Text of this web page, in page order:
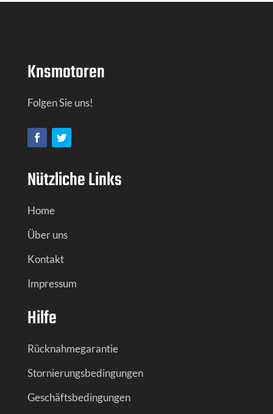
Knsmotoren
Folgen Sie uns!
Nützliche Links
Home
Über uns
Kontakt
Impressum
Hilfe
Rücknahmegarantie
Stornierungsbedingungen
Geschäftsbedingungen